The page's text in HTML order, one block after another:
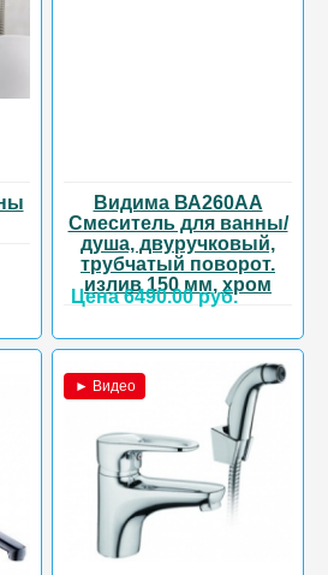
Видима ВА260АА
Смеситель для ванны/
душа, двуручковый,
трубчатый поворот.
излив 150 мм, хром
Цена 6490.00 руб.
► Видео